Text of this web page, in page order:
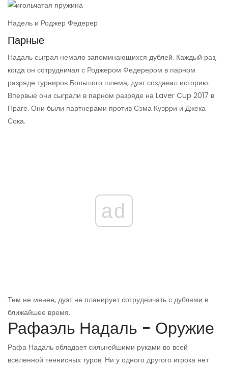
Надель и Роджер Федерер
Парные
Надаль сыграл немало запоминающихся дублей. Каждый раз,
когда он сотрудничал с Роджером Федерером в парном
разряде турниров Большого шлема, дуэт создавал историю.
Впервые они сыграли в парном разряде на Laver Cup 2017 в
Праге. Они были партнерами против Сэма Куэрри и Джека
Сока.
ad
Тем не менее, дуэт не планирует сотрудничать с дублями в
ближайшее время.
Рафаэль Надаль - Оружие
Рафа Надаль обладает сильнейшими руками во всей
вселенной теннисных туров. Ни у одного другого игрока нет